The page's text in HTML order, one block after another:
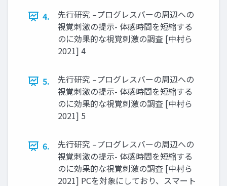
4.
先行研究 –プログレスバーの周辺への
視覚刺激の提示- 体感時間を短縮する
のに効果的な視覚刺激の調査 [中村ら
2021] 4
5.
先行研究 –プログレスバーの周辺への
視覚刺激の提示- 体感時間を短縮する
のに効果的な視覚刺激の調査 [中村ら
2021] 5
6.
先行研究 –プログレスバーの周辺への
視覚刺激の提示- 体感時間を短縮する
のに効果的な視覚刺激の調査 [中村ら
2021] PCを対象にしており、スマート